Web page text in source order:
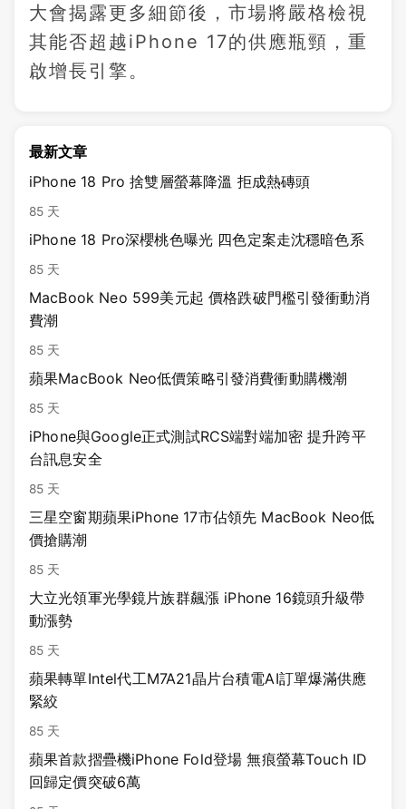
大會揭露更多細節後，市場將嚴格檢視
其能否超越iPhone 17的供應瓶頸，重
啟增長引擎。
最新文章
iPhone 18 Pro 捨雙層螢幕降溫 拒成熱磚頭
85 天
iPhone 18 Pro深櫻桃色曝光 四色定案走沈穩暗色系
85 天
MacBook Neo 599美元起 價格跌破門檻引發衝動消
費潮
85 天
蘋果MacBook Neo低價策略引發消費衝動購機潮
85 天
iPhone與Google正式測試RCS端對端加密 提升跨平
台訊息安全
85 天
三星空窗期蘋果iPhone 17市佔領先 MacBook Neo低
價搶購潮
85 天
大立光領軍光學鏡片族群飆漲 iPhone 16鏡頭升級帶
動漲勢
85 天
蘋果轉單Intel代工M7A21晶片台積電AI訂單爆滿供應
緊絞
85 天
蘋果首款摺疊機iPhone Fold登場 無痕螢幕Touch ID
回歸定價突破6萬